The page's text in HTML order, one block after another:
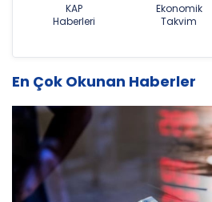
KAP
Haberleri
Ekonomik
Takvim
En Çok Okunan Haberler